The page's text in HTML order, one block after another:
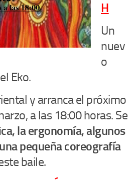
H
Un
nuev
o
Eko.
y arranca el próximo
a las 18:00 horas. Se
la ergonomía, algunos
pequeña coreografía
baile.